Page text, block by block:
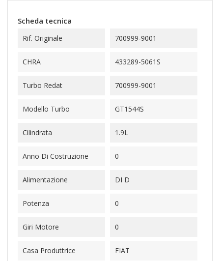
Scheda tecnica
Rif. Originale 700999-9001
CHRA 433289-5061S
Turbo Redat 700999-9001
Modello Turbo GT1544S
Cilindrata 1.9L
Anno Di Costruzione 0
Alimentazione DI D
Potenza 0
Giri Motore 0
Casa Produttrice FIAT